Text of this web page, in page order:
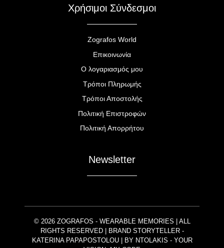
Χρήσιμοι Σύνδεσμοι
Zografos World
Επικοινωνία
Ο λογαριασμός μου
Τρόποι Πληρωμής
Τρόποι Αποστολής
Πολιτική Επιστροφών
Πολιτική Απορρήτου
Newsletter
© 2026 ZOGRAFOS - WEARABLE MEMORIES | ALL
RIGHTS RESERVED | BRAND STORYTELLER -
KATERINA PAPAPOSTOLOU | BY NTOLAKIS - YOUR